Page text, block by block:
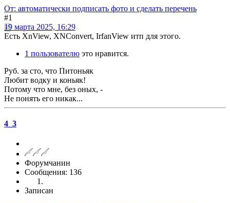
От: автоматически подписать фото и сделать перечень
#1
19 марта 2025, 16:29
Есть XnView, XNConvert, IrfanView итп для этого.
1 пользователю это нравится.
Руб. за сто, что Питоньяк
Любит водку и коньяк!
Потому что мне, без оных, -
Не понять его никак...
4_3
Форумчанин
Сообщения: 136
Записан